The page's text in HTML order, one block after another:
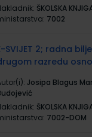
ŠKOLSKA
7002
SVIJET 2; radna
razredu
Josipa Blagus
ŠKOLSKA
7002-DOM